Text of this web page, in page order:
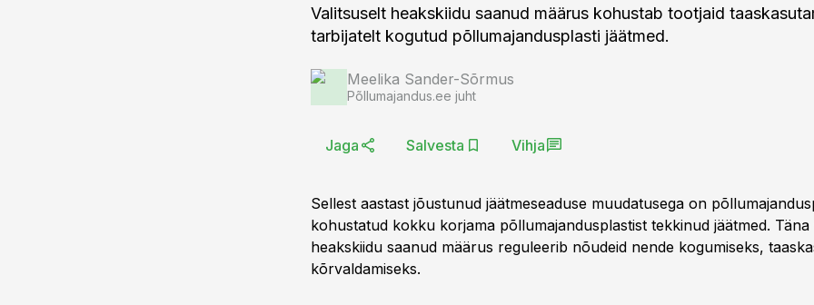
Valitsuselt heakskiidu saanud määrus kohustab tootjaid
tarbijatelt kogutud põllumajandusplasti jäätmed.
Meelika Sander-Sõrmus
Põllumajandus.ee juht
Jaga Salvesta Vihja
Sellest aastast jõustunud jäätmeseaduse muudatusega on
kohustatud kokku korjama põllumajandusplastist tekkinud jäätmed. Täna
heakskiidu saanud määrus reguleerib nõudeid nende kogumiseks,
kõrvaldamiseks.